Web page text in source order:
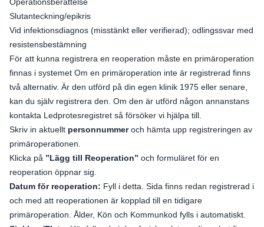
Slutanteckning/epikris
Vid infektionsdiagnos (misstänkt eller verifierad); odlingssvar med
resistensbestämning
För att kunna registrera en reoperation måste en primäroperation
finnas i systemet Om en primäroperation inte är registrerad finns
två alternativ. Är den utförd på din egen klinik 1975 eller senare,
kan du själv registrera den. Om den är utförd någon annanstans
kontakta Ledprotesregistret så försöker vi hjälpa till.
Skriv in aktuellt personnummeroch hämta upp registreringen av
primäroperationen.
Klicka på ”Lägg till Reoperation” och formuläret för en
reoperation öppnar sig.
Datum för reoperation: Fyll i detta. Sida finns redan registrerad i
och med att reoperationen är kopplad till en tidigare
primäroperation. Ålder, Kön och Kommunkod fylls i automatiskt.